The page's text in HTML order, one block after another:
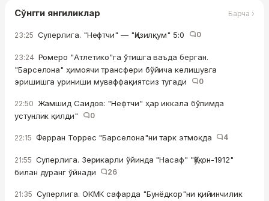
Сўнгги янгиликлар Барча ›
23:25 Суперлига. "Нефтчи" — "Қизилқум" 5:0 0
23:24 Ромеро "Атлетико"га ўтишга ваъда берган.
"Барселона" ҳимоячи трансфери бўйича келишувга
эришишга уриниши муваффақиятсиз тугади
0
22:50 Жамшид Саидов: "Нефтчи" ҳар иккала бўлимда
устунлик қилди"
0
22:15 Ферран Торрес "Барселона"ни тарк этмоқда 4
21:55 Суперлига. Зерикарли ўйинда "Насаф" "Қўқон-1912"
билан дуранг ўйнади
26
21:35 Суперлига. ОКМК сафарда "Бунёдкор"ни қийинчилик